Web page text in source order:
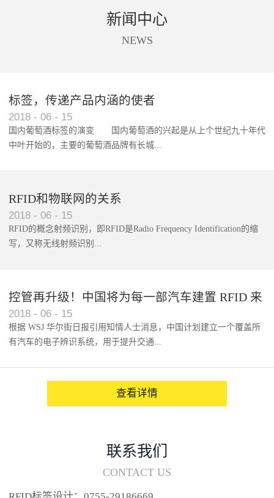
新闻中心
NEWS
标签，传递产品内涵的使者
2018 - 06 - 15
国内葡萄酒标签的演变 国内葡萄酒的兴起是从上个世纪九十年代
中叶开始的，主要的葡萄酒品牌有长城...
RFID和物联网的关系
2018 - 06 - 15
RFID的概念射频识别，即RFID是Radio Frequency Identification的缩
写，又称无线射频识别...
控管再升级！中国将为每一部汽车建置 RFID 来
架构辨识系统
2018 - 06 - 15
根据 WSJ 华尔街日报引用知情人士消息，中国计划建立一个覆盖所
有汽车的电子辨识系统，用于提升交通...
查看详情
联系我们
CONTACT US